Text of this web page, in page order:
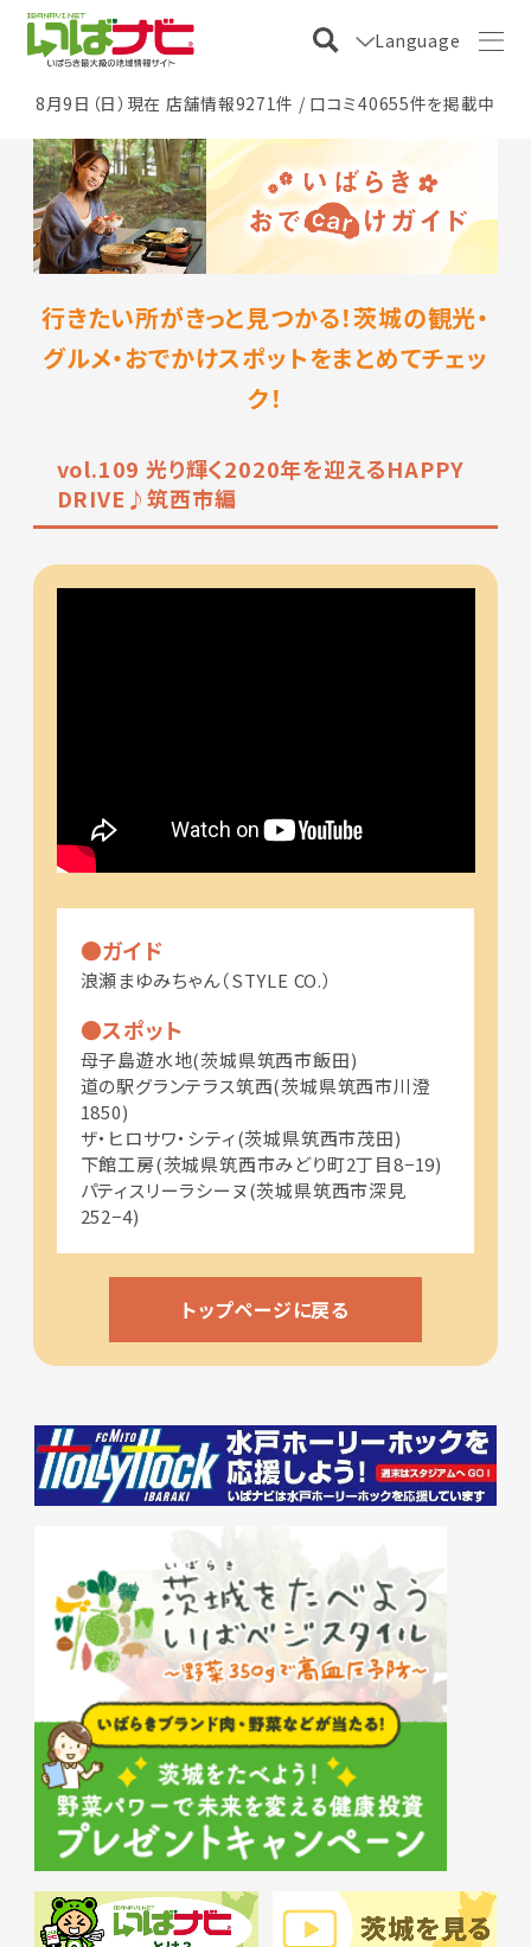
Language
8月9日（日）現在 店舗情報9271件 / 口コミ40655件を掲載中
行きたい所がきっと見つかる！茨城の観光・
グルメ・おでかけスポットをまとめてチェッ
ク！
vol.109 光り輝く2020年を迎えるHAPPY
DRIVE♪筑西市編
ガイド
浪瀬まゆみちゃん（STYLE CO.）
スポット
母子島遊水地(茨城県筑西市飯田)
道の駅グランテラス筑西(茨城県筑西市川澄
1850)
ザ・ヒロサワ・シティ(茨城県筑西市茂田)
下館工房(茨城県筑西市みどり町2丁目8−19)
パティスリーラシーヌ(茨城県筑西市深見
252−4)
トップページに戻る